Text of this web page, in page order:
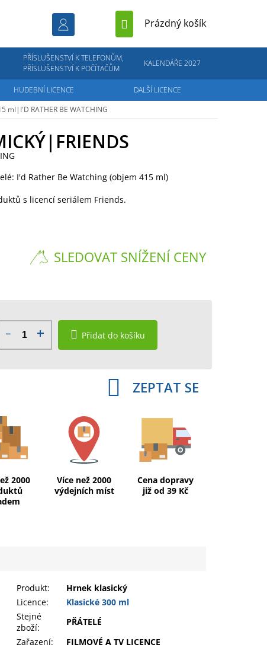
NÁKUPNÍ
Prázdný košík
PŘÍSLUŠENSTVÍ K TELEFONŮM,
PŘÍSLUŠENSTVÍ K POČÍTAČŮM
KALENDÁŘE 2027
HUDEBNÍ LICENCE
DALŠÍ LICENCE
ml|I'D RATHER BE WATCHING
I'd Rather Be Watching (objem 415 ml)
s licencí seriálem Friends.
SLEDOVAT SNÍŽENÍ CENY
Přidat do košíku
ZEPTAT SE
2000
Více než 2000
výdejních míst
Cena dopravy
již od 39 Kč
Produkt:
Hrnek klasický
Licence:
Klasické 300 ml
Stejné
zboží:
PŘÁTELÉ
Zařazení:
FILMOVÉ A TV LICENCE